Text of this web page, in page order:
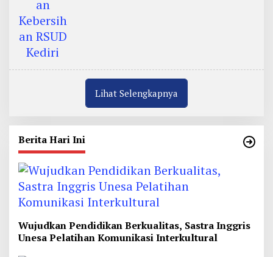
Lihat Selengkapnya
Berita Hari Ini
Wujudkan Pendidikan Berkualitas, Sastra Inggris
Unesa Pelatihan Komunikasi Interkultural